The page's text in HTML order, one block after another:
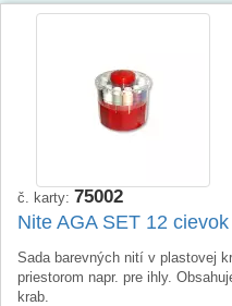
č. karty: 75002
Nite AGA SET 12 cievok
Sada barevných nití v plastovej
priestorom napr. pre ihly.
krab.